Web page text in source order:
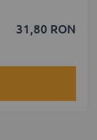
31,80 RON